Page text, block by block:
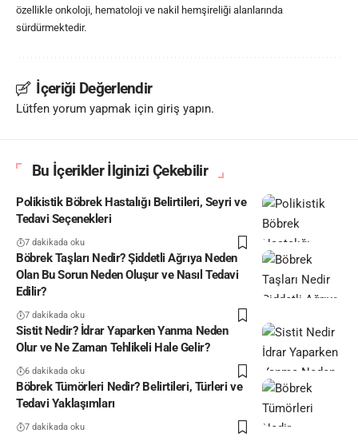
özellikle onkoloji, hematoloji ve nakil hemşireliği alanlarında
sürdürmektedir.
İçeriği Değerlendir
Lütfen yorum yapmak için giriş yapın.
Bu İçerikler İlginizi Çekebilir
Polikistik Böbrek Hastalığı Belirtileri, Seyri ve
Tedavi Seçenekleri
7 dakikada oku
Böbrek Taşları Nedir? Şiddetli Ağrıya Neden
Olan Bu Sorun Neden Oluşur ve Nasıl Tedavi
Edilir?
7 dakikada oku
Sistit Nedir? İdrar Yaparken Yanma Neden
Olur ve Ne Zaman Tehlikeli Hale Gelir?
6 dakikada oku
Böbrek Tümörleri Nedir? Belirtileri, Türleri ve
Tedavi Yaklaşımları
7 dakikada oku